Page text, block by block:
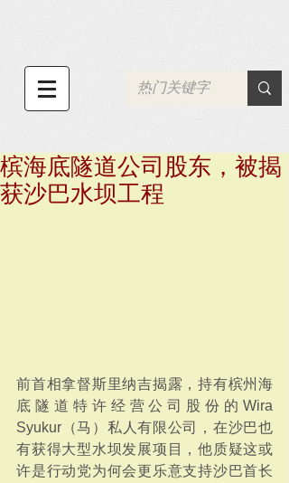
槟海底隧道公司股东，被揭
获沙巴水坝工程
前首相拿督斯里纳吉揭露，持有槟州海
底隧道特许经营公司股份的Wira
Syukur（马）私人有限公司，在沙巴也
有获得大型水坝发展项目，他质疑这或
许是行动党为何会更乐意支持沙巴首长